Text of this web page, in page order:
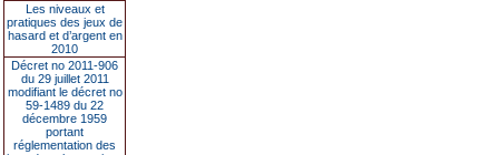
Les niveaux et
pratiques des jeux de
hasard et d’argent en
2010
Décret no 2011-906
du 29 juillet 2011
modifiant le décret no
59-1489 du 22
décembre 1959
portant
réglementation des